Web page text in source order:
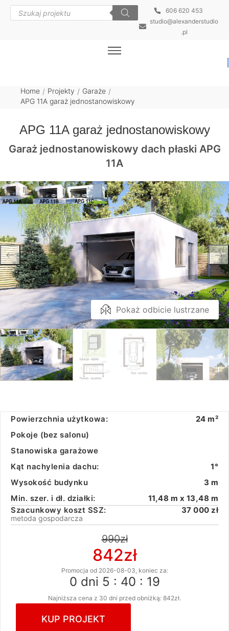
606 620 453
studio@alexanderstudio
.pl
Home / Projekty / Garaże /
APG 11A garaż jednostanowiskowy
APG 11A garaż jednostanowiskowy
Garaż jednostanowiskowy dach płaski APG
11A
Pokaż odbicie lustrzane
Powierzchnia użytkowa:
24 m²
Pokoje (bez salonu)
Stanowiska garażowe
Kąt nachylenia dachu:
1°
Wysokość budynku
3 m
Min. szer. i dł. działki:
11,48 m x 13,48 m
Szacunkowy koszt SSZ:
37 000 zł
metoda gospodarcza
990zł
842zł
Promocja od 2026-08-03, koniec za:
0 dni 5 : 40 : 18
Najniższa cena z 30 dni przed obniżką: 842zł.
KUP PROJEKT